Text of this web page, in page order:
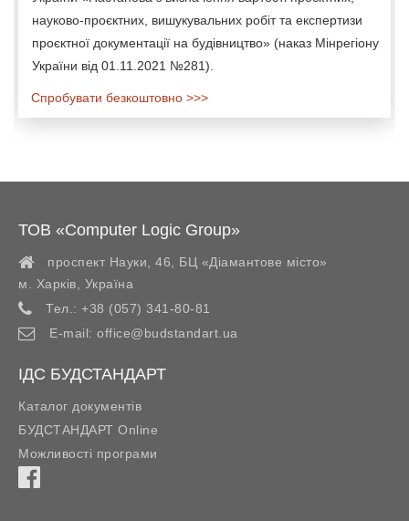
науково-проєктних, вишукувальних робіт та експертизи
проєктної документації на будівництво» (наказ Мінрегіону
України від 01.11.2021 №281).
Спробувати безкоштовно >>>
ТОВ «Computer Logic Group»
проспект Науки, 46, БЦ «Діамантове місто»
м. Харків
Україна
Тел.: +38 (057) 341-80-81
E-mail: office@budstandart.ua
ІДС БУДСТАНДАРТ
Каталог документів
БУДСТАНДАРТ Online
Можливості програми